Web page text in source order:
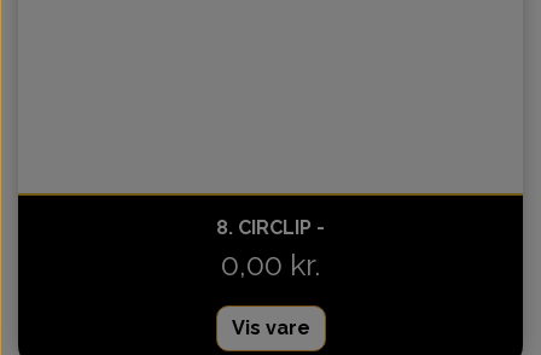
8. CIRCLIP -
0,00 kr.
Vis vare